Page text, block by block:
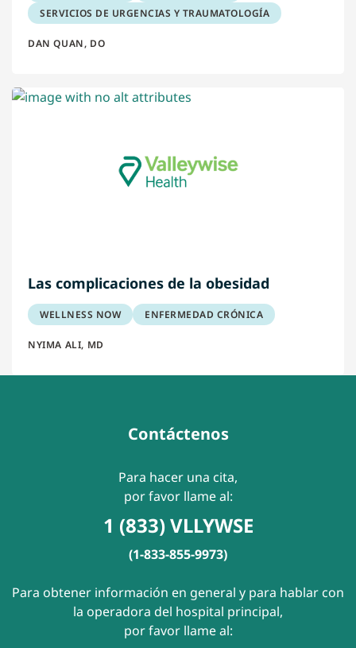
SERVICIOS DE URGENCIAS Y TRAUMATOLOGÍA
DAN QUAN, DO
Las complicaciones de la obesidad
WELLNESS NOW ENFERMEDAD CRÓNICA
NYIMA ALI, MD
Contáctenos
Para hacer una cita,
por favor llame al:
1 (833) VLLYWSE
(1-833-855-9973)
Para obtener información en general y para hablar con
la operadora del hospital principal,
por favor llame al: